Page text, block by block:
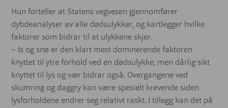
Hun forteller at Statens vegvesen gjennomfører
dybdeanalyser av alle dødsulykker, og kartlegger hvilke
faktorer som bidrar til at ulykkene skjer.
– Is og snø er den klart mest dominerende faktoren
knyttet til ytre forhold ved en dødsulykke, men dårlig sikt
knyttet til lys og vær bidrar også. Overgangene ved
skumring og daggry kan være spesielt krevende siden
lysforholdene endrer seg relativt raskt. I tillegg kan det på